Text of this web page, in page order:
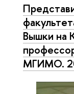
Вышки на
МГИМО.